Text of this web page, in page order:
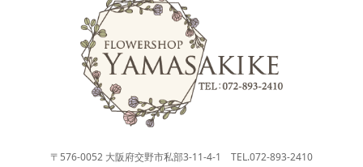
〒576-0052 大阪府交野市私部3-11-4-1 TEL.072-893-2410